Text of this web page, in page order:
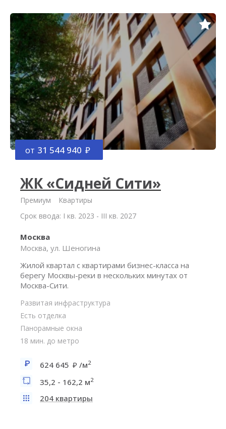
от 31 544 940
ЖК «Сидней Сити»
Премиум
Квартиры
Срок ввода: I кв. 2023 - III кв. 2027
Москва
Москва, ул. Шеногина
Жилой квартал с квартирами бизнес-класса на
берегу Москвы-реки в нескольких минутах от
Москва-Сити.
Развитая инфраструктура
Есть отделка
Панорамные окна
18 мин. до метро
624 645 /м2
35,2 - 162,2 м2
204 квартиры